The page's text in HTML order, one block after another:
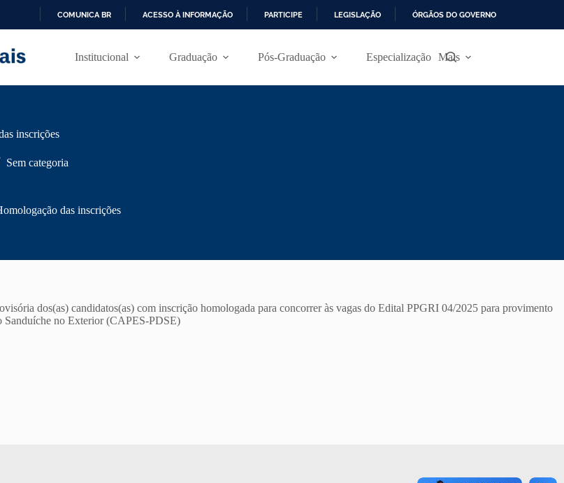
P
R
O
COMUNICA BR ACESSO À INFORMAÇÃO PARTICIPE LEGISLAÇÃO ÓRGÃOS DO GOVERNO
Institucional Graduação Pós-Graduação Especialização Mais
inscrições
Sem categoria
das inscrições
dos(as) candidatos(as) com inscrição homologada para concorrer às vagas do Edital PPGRI 04/2025 para provimento
Sanduíche no Exterior (CAPES-PDSE)